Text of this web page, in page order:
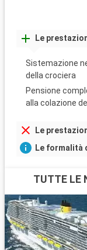
Le
Sistemazione
della crociera
Pensione
alla colazione
Le
Le formalità
TUTTE LE